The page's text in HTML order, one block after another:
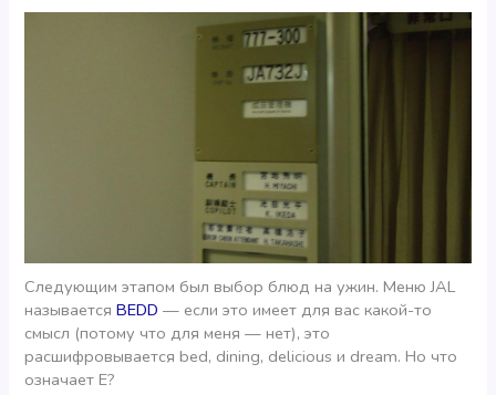
Следующим этапом был выбор блюд на ужин. Меню JAL
называетсяBEDD — если это имеет для вас какой-то
смысл (потому что для меня — нет), это
расшифровывается bed, dining, delicious и dream. Но что
означает Е?